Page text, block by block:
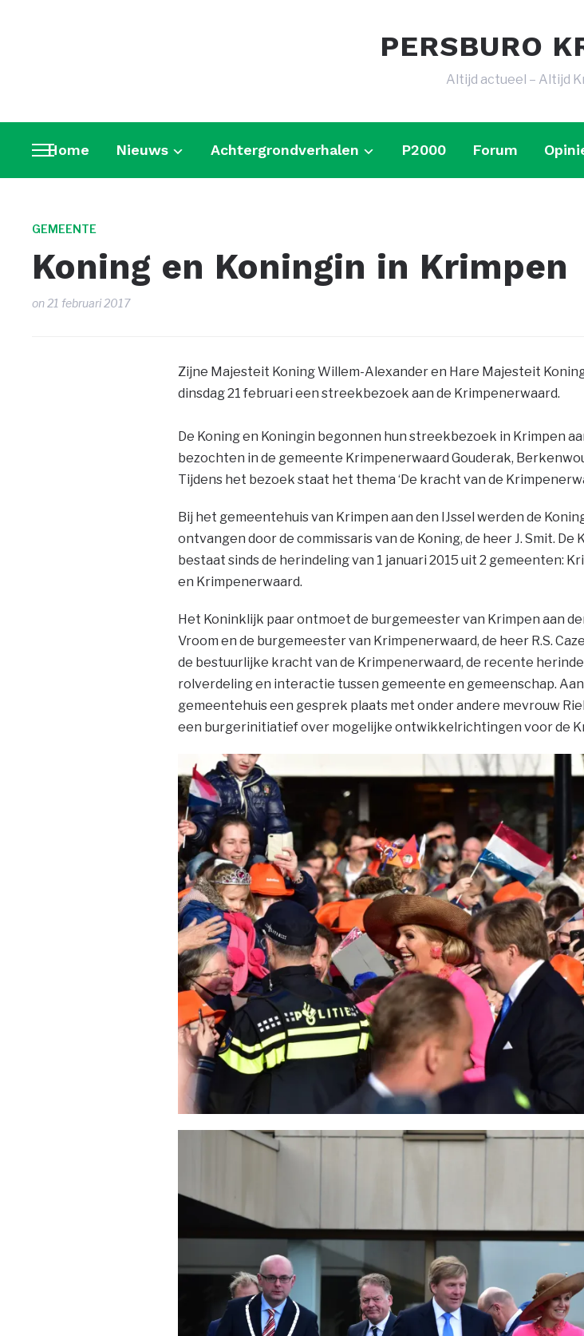
PERSBURO
Altijd actueel – Altijd
Toggle
sidebar
navigation
Home Nieuws Achtergrondverhalen P2000 Forum
GEMEENTE
Koning en Koningin in Krimpen
on21 februari 2017
Zijne Majesteit Koning Willem-Alexander en Hare Majesteit
dinsdag 21 februari een streekbezoek aan de Krimpenerwaard.
De Koning en Koningin begonnen hun streekbezoek in Krimpen
bezochten in de gemeente Krimpenerwaard Gouderak,
Tijdens het bezoek staat het thema ‘De kracht van de
Bij het gemeentehuis van Krimpen aan den IJssel werden de
ontvangen door de commissaris van de Koning, de heer J. Smit. De
bestaat sinds de herindeling van 1 januari 2015 uit 2 gemeenten:
en Krimpenerwaard.
Het Koninklijk paar ontmoet de burgemeester van Krimpen aan
Vroom en de burgemeester van Krimpenerwaard, de heer R.S.
de bestuurlijke kracht van de Krimpenerwaard, de recente
rolverdeling en interactie tussen gemeente en gemeenschap.
gemeentehuis een gesprek plaats met onder andere mevrouw
een burgerinitiatief over mogelijke ontwikkelrichtingen voor de